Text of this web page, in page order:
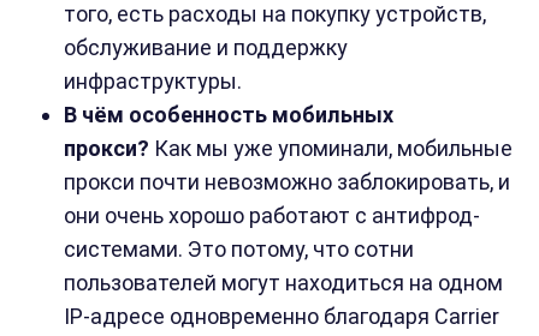
того, есть расходы на покупку устройств,
обслуживание и поддержку
инфраструктуры.
В чём особенность мобильных
прокси? Как мы уже упоминали, мобильные
прокси почти невозможно заблокировать, и
они очень хорошо работают с антифрод-
системами. Это потому, что сотни
пользователей могут находиться на одном
IP-адресе одновременно благодаря Carrier